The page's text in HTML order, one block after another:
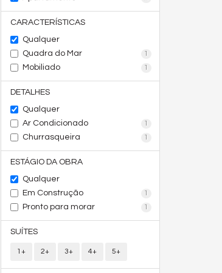
CARACTERÍSTICAS
Qualquer
Quadra do Mar
1
Mobiliado 1
DETALHES
Qualquer
Ar Condicionado
1
Churrasqueira 1
ESTÁGIO DA OBRA
Qualquer
Em Construção
1
Pronto para morar 1
SUÍTES
1+ 2+ 3+ 4+ 5+